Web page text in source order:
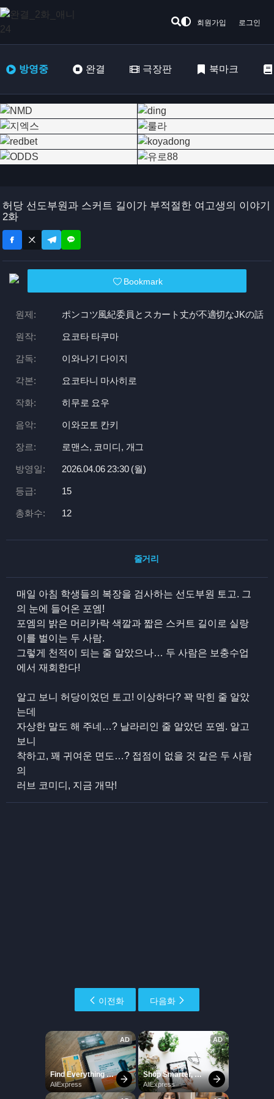
회원가입 로그인
방영중 완결 극장판 북마크
허당 선도부원과 스커트 길이가 부적절한 여고생의 이야기
2화
Bookmark
원제: ポンコツ風紀委員とスカート丈が不適切なJKの話
원작: 요코타 타쿠마
감독: 이와나기 다이지
각본: 요코타니 마사히로
작화: 히무로 요우
음악: 이와모토 칸키
장르: 로맨스, 코미디, 개그
방영일: 2026.04.06 23:30 (월)
등급: 15
총화수: 12
줄거리
매일 아침 학생들의 복장을 검사하는 선도부원 토고. 그
의 눈에 들어온 포엠!
포엠의 밝은 머리카락 색깔과 짧은 스커트 길이로 실랑
이를 벌이는 두 사람.
그렇게 천적이 되는 줄 알았으나… 두 사람은 보충수업
에서 재회한다!
알고 보니 허당이었던 토고! 이상하다? 꽉 막힌 줄 알았
는데
자상한 말도 해 주네…? 날라리인 줄 알았던 포엠. 알고
보니
착하고, 꽤 귀여운 면도…? 접점이 없을 것 같은 두 사람
의
러브 코미디, 지금 개막!
이전화 다음화